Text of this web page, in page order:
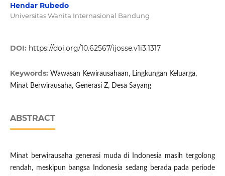
Hendar Rubedo
Universitas Wanita Internasional Bandung
DOI: https://doi.org/10.62567/ijosse.v1i3.1317
Keywords: Wawasan Kewirausahaan, Lingkungan Keluarga,
Minat Berwirausaha, Generasi Z, Desa Sayang
ABSTRACT
Minat berwirausaha generasi muda di Indonesia masih tergolong
rendah, meskipun bangsa Indonesia sedang berada pada periode